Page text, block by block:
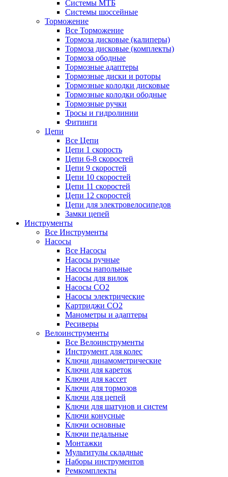
Системы МТБ
Системы шоссейные
Торможение
Все Торможение
Тормоза дисковые (калиперы)
Тормоза дисковые (комплекты)
Тормоза ободные
Тормозные адаптеры
Тормозные диски и роторы
Тормозные колодки дисковые
Тормозные колодки ободные
Тормозные ручки
Тросы и гидролинии
Фитинги
Цепи
Все Цепи
Цепи 1 скорость
Цепи 6-8 скоростей
Цепи 9 скоростей
Цепи 10 скоростей
Цепи 11 скоростей
Цепи 12 скоростей
Цепи для электровелосипедов
Замки цепей
Инструменты
Все Инструменты
Насосы
Все Насосы
Насосы ручные
Насосы напольные
Насосы для вилок
Насосы CO2
Насосы электрические
Картриджи CO2
Манометры и адаптеры
Ресиверы
Велоинструменты
Все Велоинструменты
Инструмент для колес
Ключи динамометрические
Ключи для кареток
Ключи для кассет
Ключи для тормозов
Ключи для цепей
Ключи для шатунов и систем
Ключи конусные
Ключи основные
Ключи педальные
Монтажки
Мультитулы складные
Наборы инструментов
Ремкомплекты